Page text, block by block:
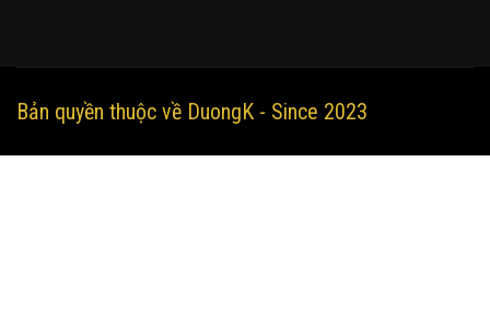
Bản quyền thuộc về DuongK - Since 2023